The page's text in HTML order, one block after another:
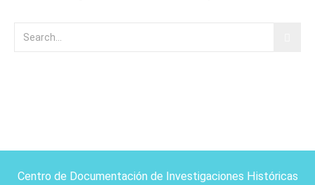
Centro de Documentación de Investigaciones Históricas